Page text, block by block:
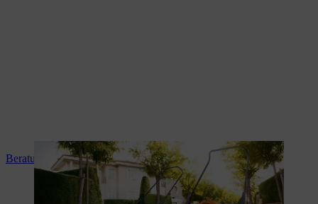
Beratung und Produkteinweisung